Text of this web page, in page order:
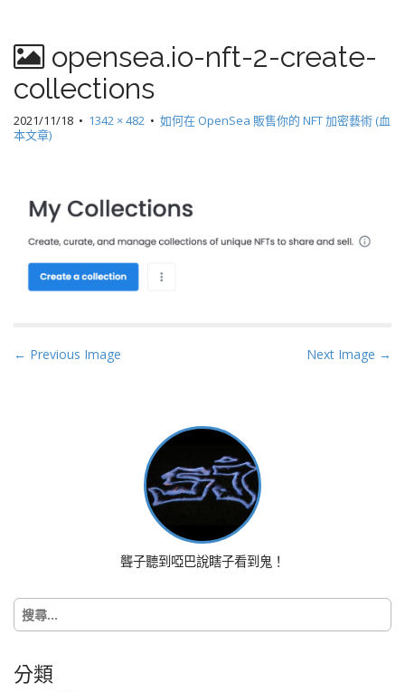
opensea.io-nft-2-create-
collections
2021/11/18 • 1342 × 482 • 如何在 OpenSea 販售你的 NFT 加密藝術 (血
本文章)
P
i
o
n
← Previous Image Next Image →
聾子聽到啞巴說瞎子看到鬼！
搜
尋
字:
分類